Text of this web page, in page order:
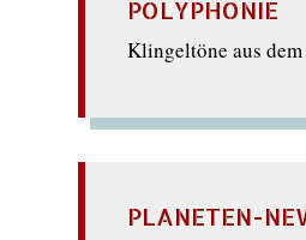
POLYPHONIE
Klingeltöne aus
PLANETEN-